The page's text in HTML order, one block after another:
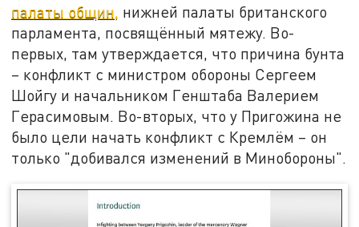
палаты общин, нижней палаты британского
парламента, посвящённый мятежу. Во-
первых, там утверждается, что причина бунта
– конфликт с министром обороны Сергеем
Шойгу и начальником Генштаба Валерием
Герасимовым. Во-вторых, что у Пригожина не
было цели начать конфликт с Кремлём – он
только "добивался изменений в Минобороны".